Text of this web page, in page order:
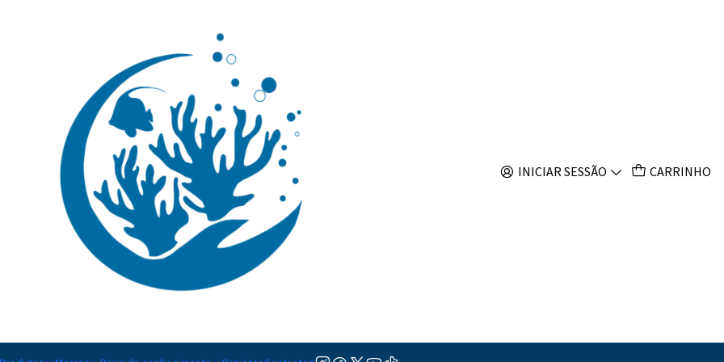
INICIAR SESSÃO CARRINHO
Choerodon fasciatus
Adicionar à lista de favoritos
Mostrar stock das localizações
PARTILHAR ESTE PRODUTO